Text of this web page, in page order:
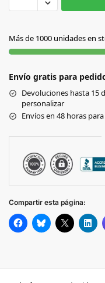
Más de 1000 unidades en
Envío gratis para
Devoluciones hasta 15
personalizar
Envíos en 48 horas
Compartir esta página: